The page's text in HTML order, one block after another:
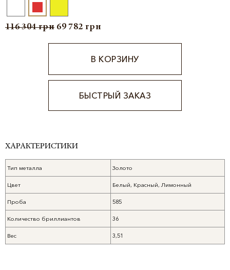
116 304грн 69 782 грн
В КОРЗИНУ
БЫСТРЫЙ ЗАКАЗ
ХАРАКТЕРИСТИКИ
Тип металла Золото
Цвет Белый, Красный, Лимонный
Проба 585
Количество бриллиантов 36
Вес 3,51